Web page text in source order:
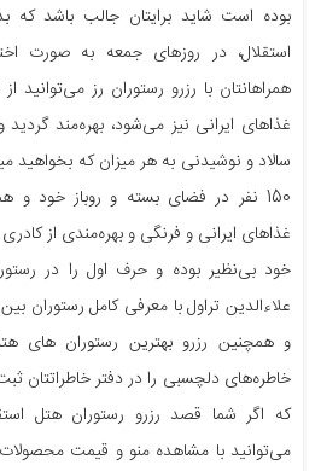
بوده است شاید برایتان جالب باشد که
استقلال، در روزهای جمعه به صورت
همراهانتان با رزرو رستوران رز
غذاهای ایرانی نیز می‌شود، بهره‌مند
سالاد و نوشیدنی به هر میزان که بخواهید
150 نفر در فضای بسته و روباز خود و
غذاهای ایرانی و فرنگی و بهره‌مندی از
خود بی‌نظیر بوده و حرف اول را در
علاءالدین تراول با معرفی کامل رستوران
و همچنین رزرو بهترین رستوران های
خاطره‌های دلچسبی را در دفتر خاطراتتان
که اگر شما قصد رزرو رستوران هتل
می‌توانید با مشاهده منو و قیمت